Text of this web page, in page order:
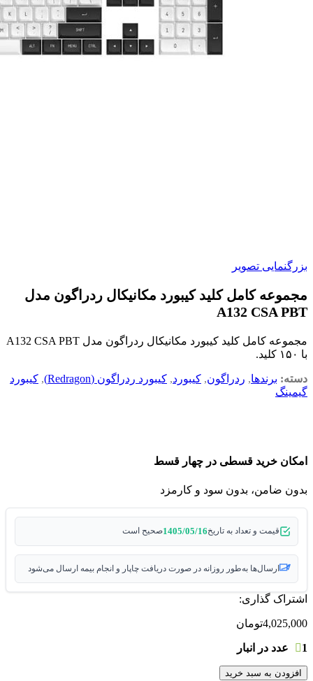
بزرگنمایی تصویر
مجموعه کامل کلید کیبورد مکانیکال ردراگون مدل
A132 CSA PBT
مجموعه کامل کلید کیبورد مکانیکال ردراگون مدل A132 CSA PBT
با ۱۵۰ کلید.
دسته: برندها, ردراگون, کیبورد, کیبورد ردراگون (Redragon) , کیبورد
گیمینگ
امکان خرید قسطی در چهار قسط
بدون ضامن، بدون سود و کارمزد
قیمت و تعداد به تاریخ1405/05/16صحیح است
ارسال‌ها به‌طور روزانه در صورت دریافت چاپار و انجام بیمه ارسال می‌شود
اشتراک گذاری:
4,025,000تومان
1 عدد در انبار
افزودن به سبد خرید